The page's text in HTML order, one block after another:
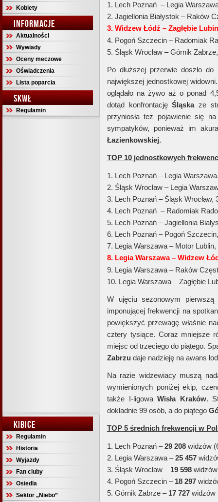
Kobiety
INFORMACJE
Aktualności
Wywiady
Oceny meczowe
Oświadczenia
Lista poparcia
SKWŁ
Regulamin
KIBICE
Regulamin
Historia
Wyjazdy
Fan cluby
Osiedla
Sektor „Niebo”
1. Lech Poznań – Legia
2. Jagiellonia Białystok – Raków
3. Widzew Łódź – Zagłębie
4. Pogoń Szczecin – Radomiak
5. Śląsk Wrocław – Górnik
Po dłuższej przerwie doszło
największej jednostkowej
oglądało na żywo aż o ponad
dotąd konfrontacjęŚląskaze
przyniosła też pojawienie się
sympatyków, ponieważ im
Łazienkowskiej.
TOP 10 jednostkowych
1. Lech Poznań – Legia
2. Śląsk Wrocław – Legia
3. Lech Poznań – Śląsk Wrocław,
4. Lech Poznań – Radomiak
5. Lech Poznań – Jagiellonia
6. Lech Poznań – Pogoń
7. Legia Warszawa – Motor
8. Legia Warszawa – Widzew
9. Legia Warszawa – Raków
10. Legia Warszawa – Zagłębie
W ujęciu sezonowym
imponującej frekwencji na
powiększyć przewagę właśnie
cztery tysiące. Coraz mniejsze
miejsc od trzeciego do piątego.
Zabrzu daje nadzieję na awans
Na razie widzewiacy muszą
wymienionych poniżej ekip,
także I-ligowaWisła Kraków.
dokładnie 99 osób, a do piątego
TOP 5 średnich frekwencji w
1. Lech Poznań –29 208 widzów
2. Legia Warszawa –25 457
3. Śląsk Wrocław – 19 598
4. Pogoń Szczecin – 18 297
5. Górnik Zabrze – 17 727 widzów